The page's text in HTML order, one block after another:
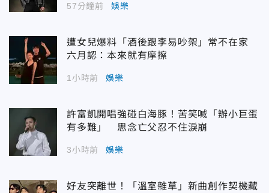
57分鐘前 娛樂
遭女兒爆料「酒後跟李易吵架」常不在家
六月認：本來就有摩擦
1小時前 娛樂
許富凱開唱強碰白海豚！苦笑喊「辦小巨蛋
有多難」 思念亡父忍不住淚崩
3小時前 娛樂
好友突離世！「溫室雜草」新曲創作契機藏